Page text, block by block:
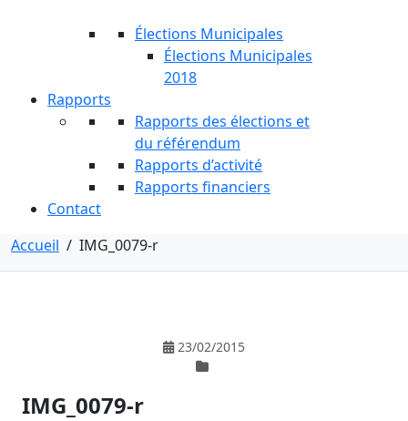
Élections Municipales
Élections Municipales
2018
Rapports
Rapports des élections et
du référendum
Rapports d’activité
Rapports financiers
Contact
Accueil / IMG_0079-r
23/02/2015
IMG_0079-r